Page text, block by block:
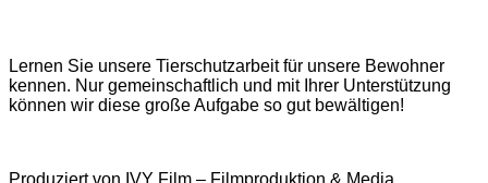
Lernen Sie unsere Tierschutzarbeit für unsere Bewohner
kennen. Nur gemeinschaftlich und mit Ihrer Unterstützung
können wir diese große Aufgabe so gut bewältigen!
Produziert von IVY Film – Filmproduktion & Media